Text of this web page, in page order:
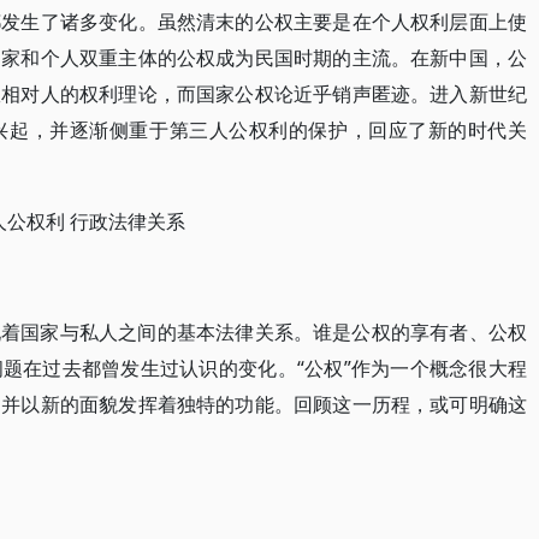
生了诸多变化。虽然清末的公权主要是在个人权利层面上使
和个人双重主体的公权成为民国时期的主流。在新中国，公
对人的权利理论，而国家公权论近乎销声匿迹。进入新世纪
，并逐渐侧重于第三人公权利的保护，回应了新的时代关
权利 行政法律关系
国家与私人之间的基本法律关系。谁是公权的享有者、公权
在过去都曾发生过认识的变化。“公权”作为一个概念很大程
以新的面貌发挥着独特的功能。回顾这一历程，或可明确这